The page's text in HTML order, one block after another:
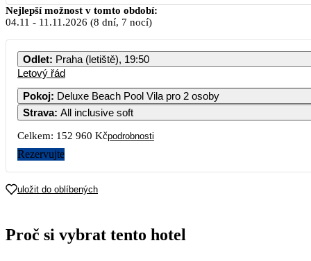
Nejlepší možnost v tomto období:
04.11 - 11.11.2026 (8 dní, 7 nocí)
Odlet: Praha (letiště), 19:50
Letový řád
Pokoj: Deluxe Beach Pool Vila pro 2 osoby
Strava: All inclusive soft
Celkem: 152 960 Kčpodrobnosti
Rezervujte
uložit do oblíbených
Proč si vybrat tento hotel